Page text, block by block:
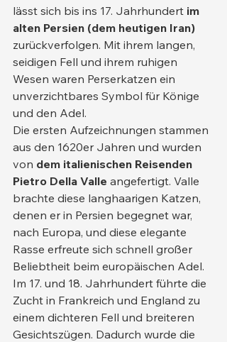
lässt sich bis ins 17. Jahrhundert im
alten Persien (dem heutigen Iran)
zurückverfolgen. Mit ihrem langen,
seidigen Fell und ihrem ruhigen
Wesen waren Perserkatzen ein
unverzichtbares Symbol für Könige
und den Adel.
Die ersten Aufzeichnungen stammen
aus den 1620er Jahren und wurden
von dem italienischen Reisenden
Pietro Della Valle angefertigt. Valle
brachte diese langhaarigen Katzen,
denen er in Persien begegnet war,
nach Europa, und diese elegante
Rasse erfreute sich schnell großer
Beliebtheit beim europäischen Adel.
Im 17. und 18. Jahrhundert führte die
Zucht in Frankreich und England zu
einem dichteren Fell und breiteren
Gesichtszügen. Dadurch wurde die